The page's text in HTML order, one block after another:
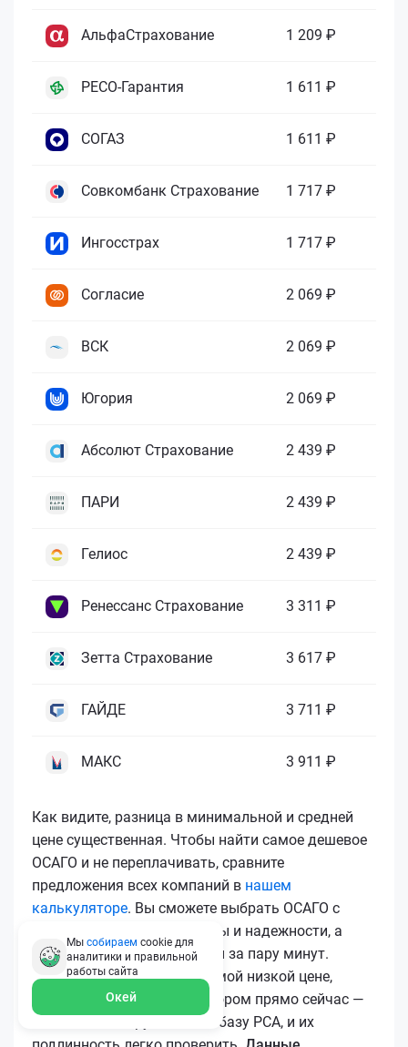
АльфаСтрахование 1 209 ₽
РЕСО-Гарантия 1 611 ₽
СОГАЗ 1 611 ₽
Совкомбанк Страхование 1 717 ₽
Ингосстрах 1 717 ₽
Согласие 2 069 ₽
ВСК 2 069 ₽
Югория 2 069 ₽
Абсолют Страхование 2 439 ₽
ПАРИ 2 439 ₽
Гелиос 2 439 ₽
Ренессанс Страхование 3 311 ₽
Зетта Страхование 3 617 ₽
ГАЙДЕ 3 711 ₽
МАКС 3 911 ₽
Как видите, разница в минимальной и средней
цене существенная. Чтобы найти самое дешевое
ОСАГО и не переплачивать, сравните
предложения всех компаний в нашем
калькуляторе. Вы сможете выбрать ОСАГО с
лучшим соотношением цены и надежности, а
затем купить ОСАГО онлайн за пару минут.
Чтобы купить ОСАГО по самой низкой цене,
воспользуйтесь калькулятором прямо сейчас —
все полисы загружаются в базу РСА, и их
Мы собираем cookie для
аналитики и правильной
работы сайта
Окей